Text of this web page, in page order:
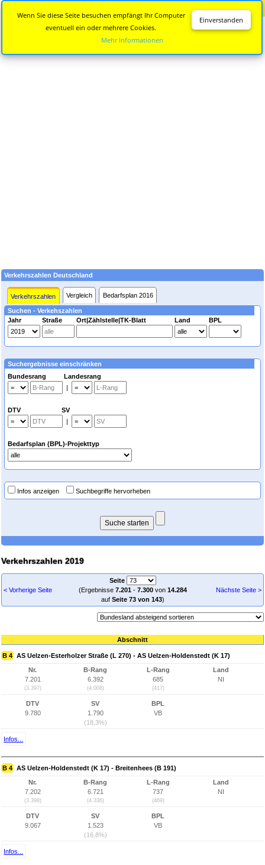
Verkehrszahlen Deutschland
Verkehrszahlen Vergleich Bedarfsplan 2016
Suchen - Verkehszahlen
Jahr
Straße Ort|Zählstelle|TK-Blatt Land BPL
Suchergebnisse einschränken
Bundesrang Landesrang
|
DTV SV
|
Bedarfsplan (BPL)-Projekttyp
Infos anzeigen Suchbegriffe hervorheben
Verkehrszahlen 2019
< Vorherige Seite
Seite
(Ergebnisse 7.201- 7.300von 14.284
auf Seite 73 von 143)
Nächste Seite >
Abschnitt
B 4 AS Uelzen-Esterholzer Straße (L 270) - AS Uelzen-Holdenstedt (K 17)
Nr.
7.201
(3.397)
B-Rang
6.392
(4.008)
L-Rang
685
(417)
Land
NI
DTV
9.780
SV
1.790
(18,3%)
BPL
VB
Infos...
B 4 AS Uelzen-Holdenstedt (K 17) - Breitenhees (B 191)
Nr.
7.202
(3.398)
B-Rang
6.721
(4.336)
L-Rang
737
(469)
Land
NI
DTV
9.067
SV
1.523
(16,8%)
BPL
VB
Infos...
Einverstanden
Wenn Sie diese Seite besuchen empfängt Ihr Computer
eventuell ein oder mehrere Cookies.
Mehr Informationen